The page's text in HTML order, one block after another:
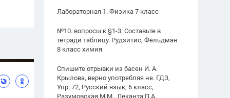
Лабораторная 1. Физика 7 класс
№10. вопросы к §1-3. Составьте в
тетради таблицу. Рудзитис, Фельдман
8 класс химия
Спишите отрывки из басен И. А.
Крылова, верно употребляя не. ГДЗ,
Упр. 72, Русский язык, 6 класс,
Разумовская М.М., Леканта П.А.